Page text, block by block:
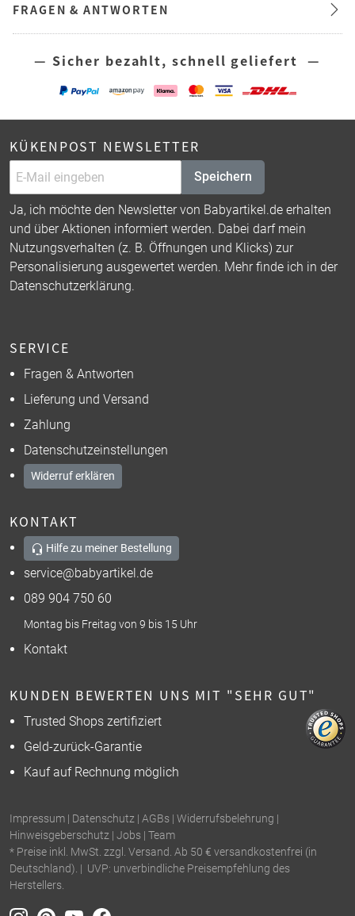
FRAGEN & ANTWORTEN
— Sicher bezahlt, schnell geliefert —
KÜKENPOST NEWSLETTER
Speichern
Ja, ich möchte den Newsletter von Babyartikel.de erhalten
und über Aktionen informiert werden. Dabei darf mein
Nutzungsverhalten (z. B. Öffnungen und Klicks) zur
Personalisierung ausgewertet werden. Mehr finde ich in der
Datenschutzerklärung.
SERVICE
Fragen & Antworten
Lieferung und Versand
Zahlung
Datenschutzeinstellungen
Widerruf erklären
KONTAKT
Hilfe zu meiner Bestellung
service@babyartikel.de
089 904 750 60
Montag bis Freitag von 9 bis 15 Uhr
Kontakt
KUNDEN BEWERTEN UNS MIT "SEHR GUT"
Trusted Shops zertifiziert
Geld-zurück-Garantie
Kauf auf Rechnung möglich
Impressum Datenschutz AGBs Widerrufsbelehrung
Hinweisgeberschutz Jobs Team
* Preise inkl. MwSt. zzgl. Versand. Ab 50 € versandkostenfrei (in
Deutschland). | UVP: unverbindliche Preisempfehlung des
Herstellers.